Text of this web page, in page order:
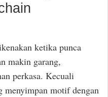
ketika punca
makin garang,
perkasa. Kecuali
menyimpan motif dengan